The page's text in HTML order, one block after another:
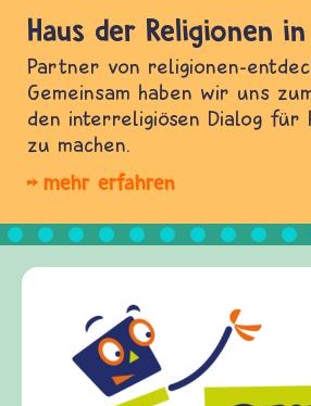
Haus der Religionen
Partner von religionen-
Gemeinsam haben wir uns
den interreligiösen Dialog für
zu machen.
mehr erfahren
Frieden Fragen
frieden-fragen.de ist ein